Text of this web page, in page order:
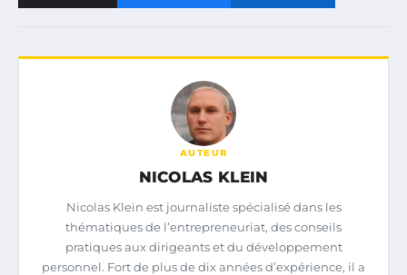
AUTEUR
NICOLAS KLEIN
Nicolas Klein est journaliste spécialisé dans les
thématiques de l’entrepreneuriat, des conseils
pratiques aux dirigeants et du développement
personnel. Fort de plus de dix années d’expérience, il a